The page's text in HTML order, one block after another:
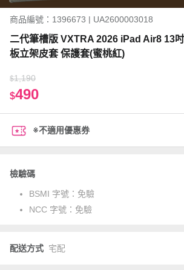
商品編號：1396673 | UA2600003018
二代筆槽版 VXTRA 2026 iPad Air8 13
板立架皮套 保護套(蜜桃紅)
$1,190
$490
※不適用優惠券
檢驗碼
BSMI 字號： 免驗
NCC 字號： 免驗
配送方式 宅配